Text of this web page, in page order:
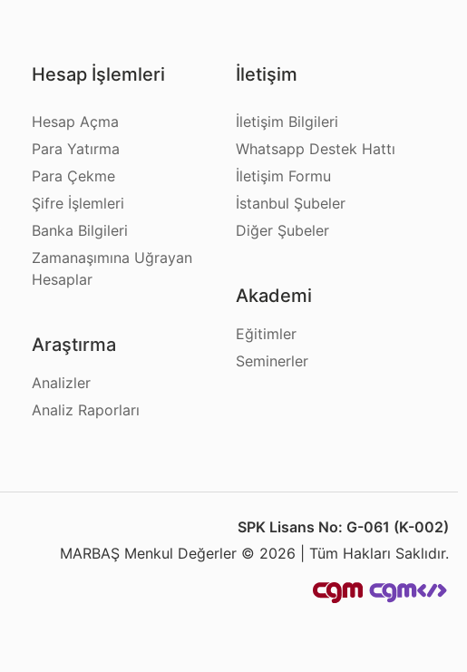
Hesap İşlemleri
Hesap Açma
Para Yatırma
Para Çekme
Şifre İşlemleri
Banka Bilgileri
Zamanaşımına Uğrayan
Hesaplar
Araştırma
Analizler
Analiz Raporları
İletişim
İletişim Bilgileri
Whatsapp Destek Hattı
İletişim Formu
İstanbul Şubeler
Diğer Şubeler
Akademi
Eğitimler
Seminerler
SPK Lisans No: G-061 (K-002)
MARBAŞ Menkul Değerler © 2026 | Tüm Hakları Saklıdır.